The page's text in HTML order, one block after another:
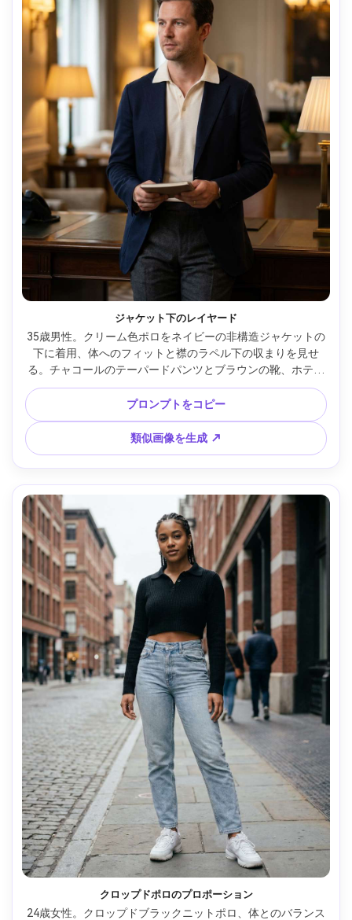
ジャケット下のレイヤード
35歳男性。クリーム色ポロをネイビーの非構造ジャケットの
下に着用、体へのフィットと襟のラペル下の収まりを見せ
る。チャコールのテーパードパンツとブラウンの靴、ホテル
ロビー、暖かい間接光とリムライト、Sony A7R V、85mm
f/2、中間フレーム、自然な肌感、シャープフォーカス、洗練
された雰囲気、服が自然に体に沿う --ar 4:5
プロンプトをコピー
類似画像を生成 ↗
クロップドポロのプロポーション
24歳女性。クロップドブラックニットポロ、体とのバランス